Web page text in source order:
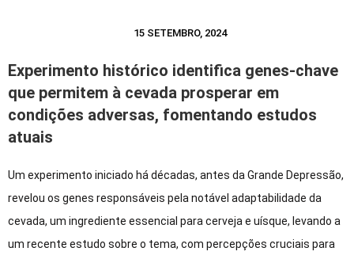
15 SETEMBRO, 2024
Experimento histórico identifica genes-chave
que permitem à cevada prosperar em
condições adversas, fomentando estudos
atuais
Um experimento iniciado há décadas, antes da Grande Depressão,
revelou os genes responsáveis pela notável adaptabilidade da
cevada, um ingrediente essencial para cerveja e uísque, levando a
um recente estudo sobre o tema, com percepções cruciais para